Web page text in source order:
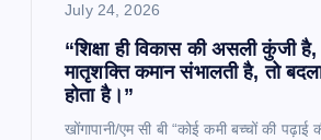
July 24, 2026
“शिक्षा ही विकास की असली कुंजी
मातृशक्ति कमान संभालती है, तो
होता है।”
खोंगापानी/एम सी बी “कोई कमी बच्चों की